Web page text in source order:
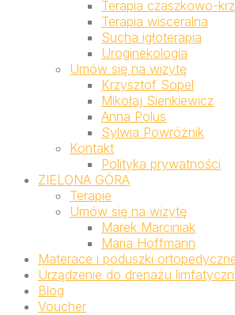
Terapia czaszkowo-
Terapia wisceralna
Sucha igłoterapia
Uroginekologia
Umów się na wizytę
Krzysztof Sopel
Mikołaj Sienkiewicz
Anna Polus
Sylwia Powróżnik
Kontakt
Polityka prywatności
ZIELONA GÓRA
Terapie
Umów się na wizytę
Marek Marciniak
Maria Hoffmann
Materace i poduszki
Urządzenie do drenażu
Blog
Voucher